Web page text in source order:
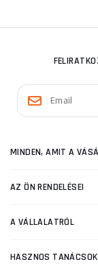
MINDEN, AMIT A
AZ ÖN RENDELÉSEI
A VÁLLALATRÓL
HASZNOS TANÁCSOK